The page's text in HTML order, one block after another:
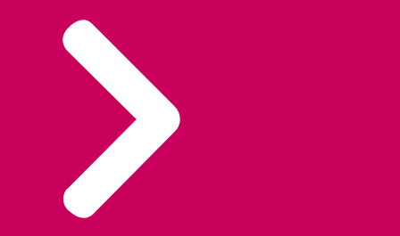
de kennis die proberen vandaag uit te wisselen.
We hopen dat de gemeenteambtenaren die hier
vandaag aanwezig zijn met nieuwe inzichten naar
huis kunnen gaan. Heel veel moeten we in
samenwerking met de gemeenten ook uitvogelen,
maar we willen ook heel veel bestaande
initiatieven een podium geven. En op die manier
hopen we dat er kennisdeling ontstaan, maar ook